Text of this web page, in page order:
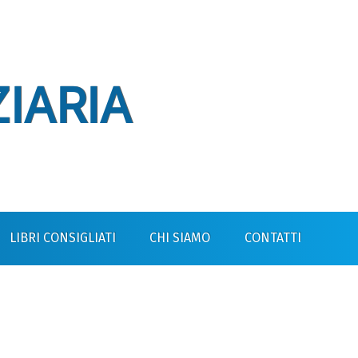
LIBRI CONSIGLIATI CHI SIAMO CONTATTI